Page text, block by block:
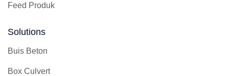
Feed Produk
Solutions
Buis Beton
Box Culvert